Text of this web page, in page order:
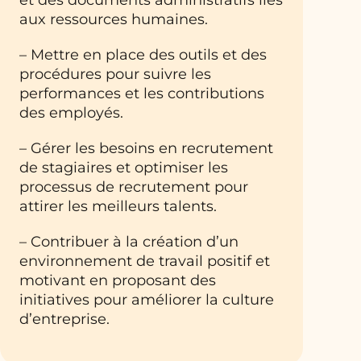
aux ressources humaines.
– Mettre en place des outils et des
procédures pour suivre les
performances et les contributions
des employés.
– Gérer les besoins en recrutement
de stagiaires et optimiser les
processus de recrutement pour
attirer les meilleurs talents.
– Contribuer à la création d’un
environnement de travail positif et
motivant en proposant des
initiatives pour améliorer la culture
d’entreprise.